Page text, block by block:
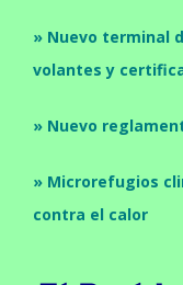
» Nuevo terminal
volantes y
» Nuevo
» Microrefugios
contra el calor